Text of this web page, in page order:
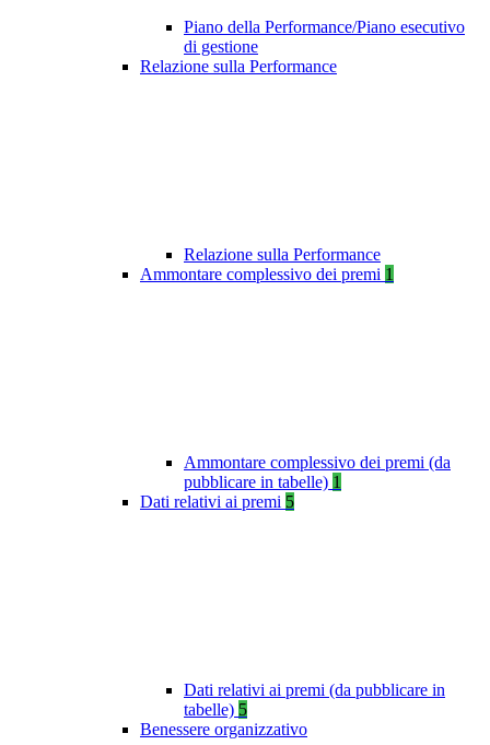
Piano della Performance/Piano esecutivo
di gestione
Relazione sulla Performance
Relazione sulla Performance
Ammontare complessivo dei premi 1
Ammontare complessivo dei premi (da
pubblicare in tabelle) 1
Dati relativi ai premi 5
Dati relativi ai premi (da pubblicare in
tabelle) 5
Benessere organizzativo